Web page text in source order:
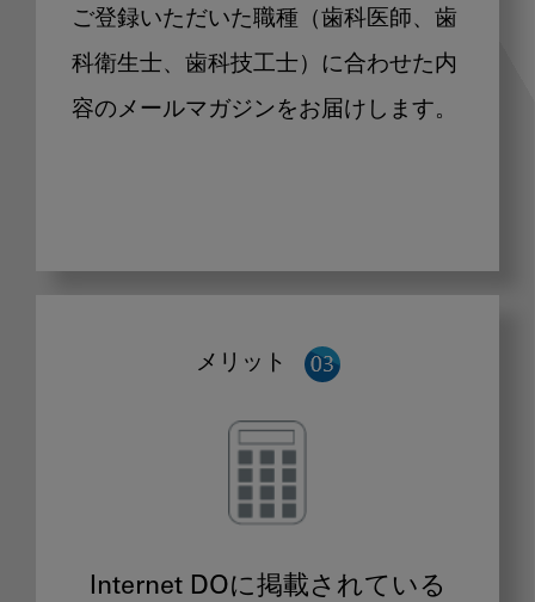
ご登録いただいた職種（歯科医師、歯
科衛生士、歯科技工士）に合わせた内
容のメールマガジンをお届けします。
メリット
Internet DOに掲載されている